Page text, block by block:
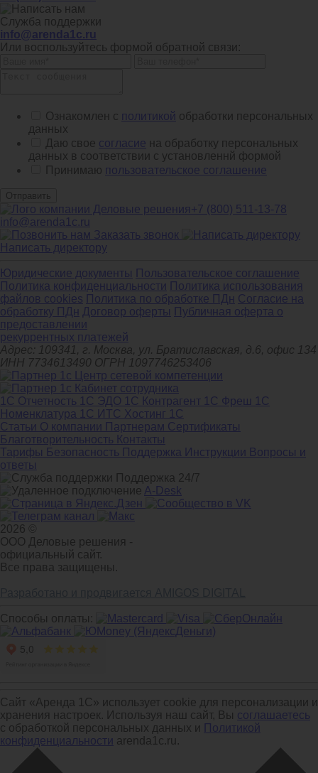
Служба поддержки
info@arenda1c.ru
Или воспользуйтесь формой обратной связи:
Ознакомлен с политикой обработки персональных
данных
Даю свое согласие на обработку персональных
данных в соответствии с установленнй формой
Принимаю пользовательское соглашение
Отправить
+7 (800) 511-13-78
info@arenda1c.ru
Заказать звонок
Написать директору
Юридические документы Пользовательское соглашение
Политика конфиденциальности Политика использования
файлов cookies Политика по обработке ПДн Cогласие на
обработку ПДн Договор оферты Публичная оферта о
предоставлении
рекуррентных платежей
Адрес: 109341, г. Москва, ул. Братиславская, д.6, офис 134
ИНН 7734613490 ОГРН 1097746253406
1С Отчетность 1С ЭДО 1С Контрагент 1С Фреш
1С
Номенклатура 1С ИТС Хостинг 1С
Статьи О компании Партнерам Сертификаты
Благотворительность Контакты
Тарифы Безопасность Поддержка Инструкции Вопросы и
ответы
Поддержка 24/7
A-Desk
2026 ©
ООО Деловые решения -
официальный сайт.
Все права защищены.
Способы оплаты:
Сайт «Аренда 1С» использует cookie для персонализации и
хранения настроек. Используя наш сайт, Вы соглашаетесь
с обработкой персональных данных и Политикой
конфиденциальности arenda1c.ru.